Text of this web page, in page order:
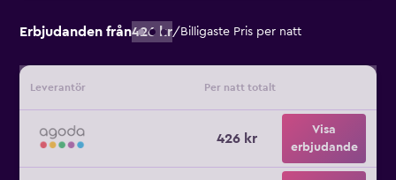
Erbjudanden från426 kr/ Billigaste Pris per natt
Leverantör Per natt totalt
426 kr
Visa
erbjudande